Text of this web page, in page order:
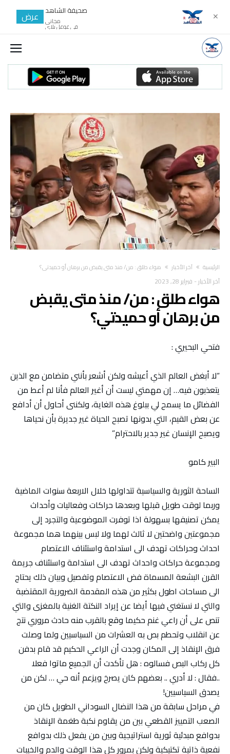
‫الرئيسية‬ آخر الأخبار هواء طلق : من/ منذ متى يقبض من برهان أو حميدتي؟
آخر الأخبار- فبراير 28, 2023
هواء طلق : من/ منذ متى يقبض
من برهان أو حميدتي؟
فتحي البحيري :
“لا أبغض العالم الذي أعيشه ولكن أشعر بأنني متضامن مع الذين
يتعذبون فيه… إن مهمتي ليست أن أغير العالم فأنا لم أعط من
الفضائل ما يسمح لي ببلوغ هذه الغاية، ولكننى أحاول أن أدافع
عن بعض القيم، التي بدونها تصبح الحياة غير جديرة بأن نحياها
ويصبح الإنسان غير جدير بالاحترام”
البير كامو
الساحة الثورية والسياسية تتداولها خلال الاربعة سنوات الماضية
وربما لوقت طويل قبلها وبعدها حراكات وفعاليات وأحداث
يمكن تصنيفها بسهولة اذا توفرت الموضوعية والتجرد إلى
مجموعتين واضحتين لا ثالث لهما ولا لبس بينهما هما مجموعة
احداث وحراكات تهدف الى استدامة واستئناف الاعتصام
ومجموعة حراكات واحداث تهدف الى استدامة واستئناف جريمة
القرن البشعة المسماة فض الاعتصام وتفصيل وبيان ذلك يحتاج
الى مساحات اطول بكثير من هذه المقدمة الضرورية المقتضبة
والتي لا نستغني فيها أيضا عن إيراد النكتة الغنية بالمغزى والتي
تنص على أن راعي غنم حكيما وقع بالقرب منه حادث مروري نتج
عن انقلاب وتحطم بص به العشرات من السياسيين ولما وصلت
فرق الإنقاذ إلى المكان وجدت أن الراعي الحكيم قد قام بدفن
كل ركاب البص فسالوه : هل تأكدت أن الجميع ماتوا فعلا
..فقال : لا أدري .. بعضهم كان يصرخ ويزعم أنه حي … لكن من
يصدق السياسيين!
في مراحل سابقة من هذا النضال السوداني الطويل كان من
الصعب التمييز القطعي بين من يقاوم نكبة طغمة الإنقاذ
بدوافع مبدئية ثورية استراتيجية وبين من يفعل ذلك بدوافع
نفعية ذاتية تكتيكية ولكن بمرور كل هذا الوقت والدم والخيبات
✕ صحيفة الشاهد
مجانى
في غوغل بلاي
عرض